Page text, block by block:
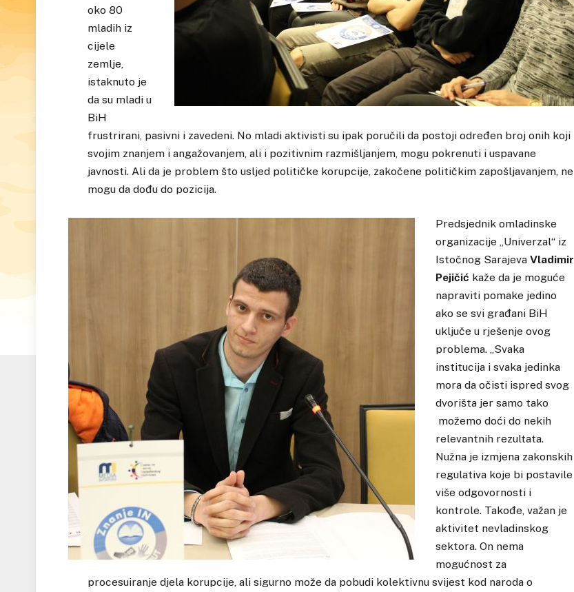
oko 80
mladih iz
cijele
zemlje,
istaknuto je
da su mladi u
BiH
frustrirani, pasivni i zavedeni. No mladi aktivisti su ipak poručili da postoji određen broj onih koji
svojim znanjem i angažovanjem, ali i pozitivnim razmišljanjem, mogu pokrenuti i uspavane
javnosti. Ali da je problem što usljed političke korupcije, zakočene političkim zapošljavanjem, ne
mogu da dođu do pozicija.
Predsjednik omladinske
organizacije „Univerzal“ iz
Istočnog SarajevaVladimir
Pejičić kaže da je moguće
napraviti pomake jedino
ako se svi građani BiH
uključe u rješenje ovog
problema. „Svaka
institucija i svaka jedinka
mora da očisti ispred svog
dvorišta jer samo tako
možemo doći do nekih
relevantnih rezultata.
Nužna je izmjena zakonskih
regulativa koje bi postavile
više odgovornosti i
kontrole. Takođe, važan je
aktivitet nevladinskog
sektora. On nema
mogućnost za
procesuiranje djela korupcije, ali sigurno može da pobudi kolektivnu svijest kod naroda o